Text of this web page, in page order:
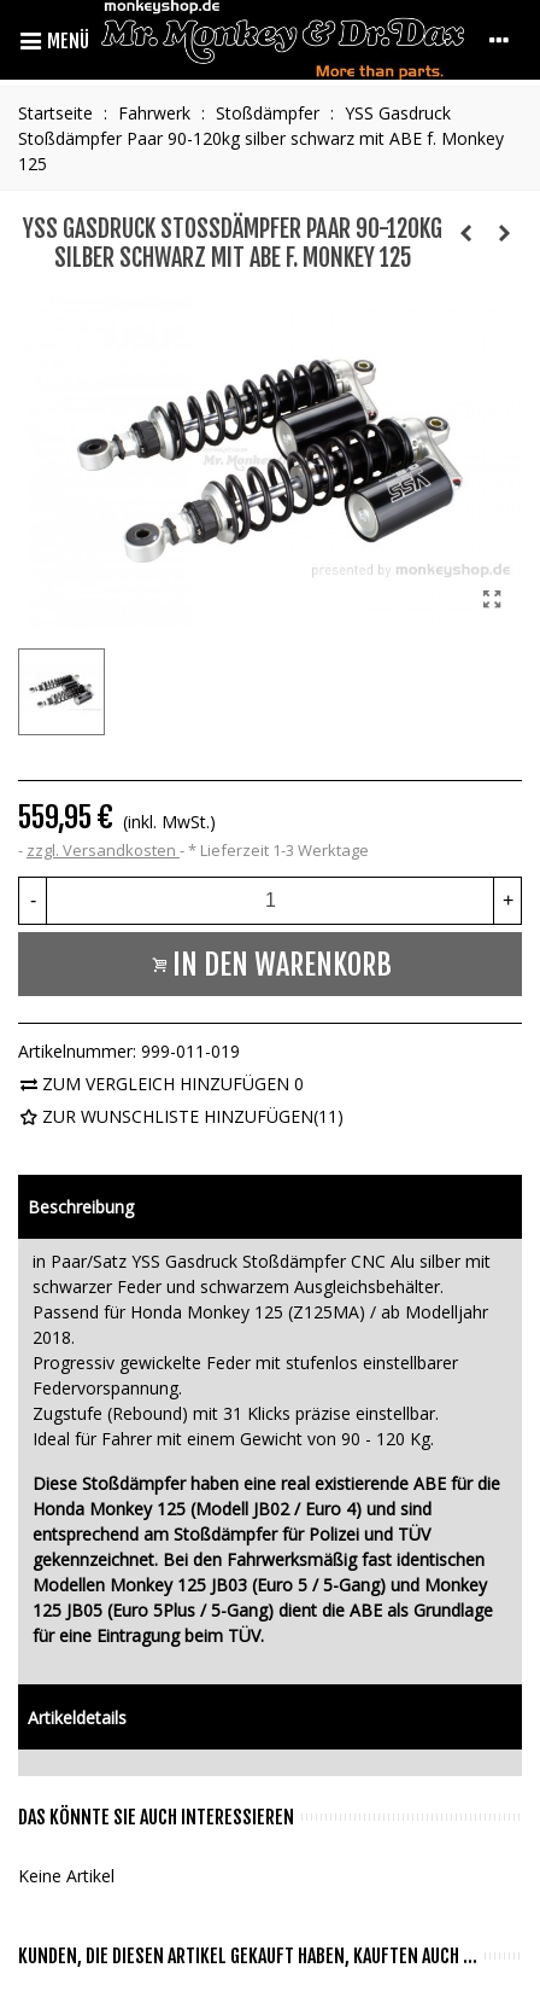
MENÜ
Startseite : Fahrwerk : Stoßdämpfer : YSS Gasdruck
Stoßdämpfer Paar 90-120kg silber schwarz mit ABE f. Monkey
125
YSS GASDRUCK STOSSDÄMPFER PAAR 90-120KG S
ILBER SCHWARZ MIT ABE F. MONKEY 125
559,95 € (inkl. MwSt.)
zzgl. Versandkosten * Lieferzeit 1-3 Werktage
- +
IN DEN WARENKORB
Artikelnummer: 999-011-019
ZUM VERGLEICH HINZUFÜGEN 0
ZUR WUNSCHLISTE HINZUFÜGEN(11 )
Beschreibung
in Paar/Satz YSS Gasdruck Stoßdämpfer CNC Alu silber mit
schwarzer Feder und schwarzem Ausgleichsbehälter.
Passend für Honda Monkey 125 (Z125MA) / ab Modelljahr
2018.
Progressiv gewickelte Feder mit stufenlos einstellbarer
Federvorspannung.
Zugstufe (Rebound) mit 31 Klicks präzise einstellbar.
Ideal für Fahrer mit einem Gewicht von 90 - 120 Kg.
Diese Stoßdämpfer haben eine real existierende ABE für die
Honda Monkey 125 (Modell JB02 / Euro 4) und sind
entsprechend am Stoßdämpfer für Polizei und TÜV
gekennzeichnet. Bei den Fahrwerksmäßig fast identischen
Modellen Monkey 125 JB03 (Euro 5 / 5-Gang) und Monkey
125 JB05 (Euro 5Plus / 5-Gang) dient die ABE als Grundlage
für eine Eintragung beim TÜV.
Artikeldetails
DAS KÖNNTE SIE AUCH INTERESSIEREN
Keine Artikel
KUNDEN, DIE DIESEN ARTIKEL GEKAUFT HABEN, KAUFTEN AUCH ...